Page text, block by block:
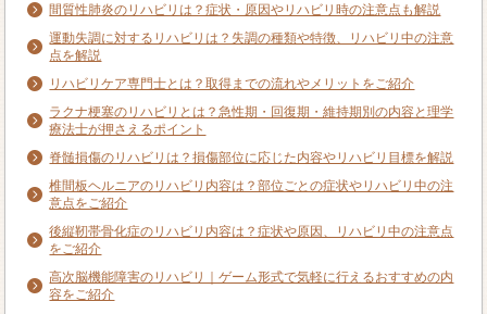
間質性肺炎のリハビリは？症状・原因やリハビリ時の注意点も解説
運動失調に対するリハビリは？失調の種類や特徴、リハビリ中の注意
点を解説
リハビリケア専門士とは？取得までの流れやメリットをご紹介
ラクナ梗塞のリハビリとは？急性期・回復期・維持期別の内容と理学
療法士が押さえるポイント
脊髄損傷のリハビリは？損傷部位に応じた内容やリハビリ目標を解説
椎間板ヘルニアのリハビリ内容は？部位ごとの症状やリハビリ中の注
意点をご紹介
後縦靭帯骨化症のリハビリ内容は？症状や原因、リハビリ中の注意点
をご紹介
高次脳機能障害のリハビリ｜ゲーム形式で気軽に行えるおすすめの内
容をご紹介